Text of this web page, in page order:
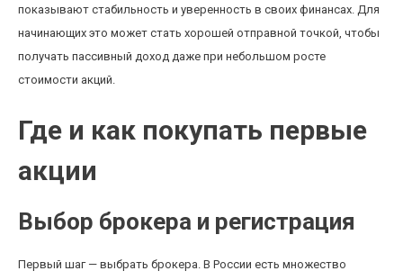
показывают стабильность и уверенность в своих финансах. Для
начинающих это может стать хорошей отправной точкой, чтобы
получать пассивный доход даже при небольшом росте
стоимости акций.
Где и как покупать первые
акции
Выбор брокера и регистрация
Первый шаг — выбрать брокера. В России есть множество